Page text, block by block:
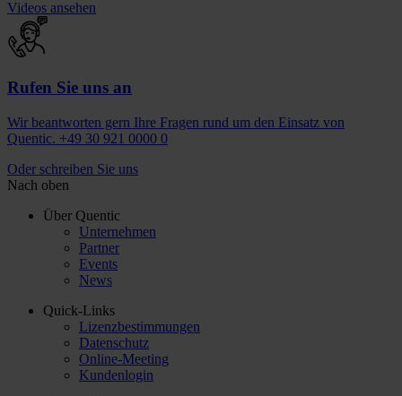
Videos ansehen
Rufen Sie uns an
Wir beantworten gern Ihre Fragen rund um den Einsatz von
Quentic. +49 30 921 0000 0
Oder schreiben Sie uns
Nach oben
Über Quentic
Unternehmen
Partner
Events
News
Quick-Links
Lizenzbestimmungen
Datenschutz
Online-Meeting
Kundenlogin